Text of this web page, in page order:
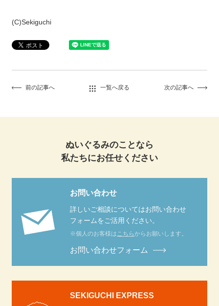
(C)Sekiguchi
前の記事へ 一覧へ戻る 次の記事へ
ぬいぐるみのことなら
私たちにお任せください
お問い合わせ
詳しいご相談についてはお問い合わせ
フォームをご活用ください。
※個人のお客様はこちらからお願いします。
お問い合わせフォーム
SEKIGUCHI EXPRESS